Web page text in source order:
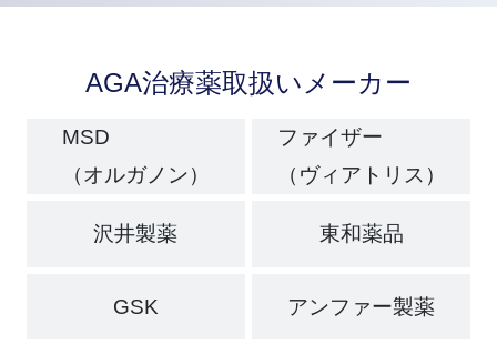
AGA治療薬取扱いメーカー
MSD
（オルガノン）
ファイザー
（ヴィアトリス）
沢井製薬 東和薬品
GSK アンファー製薬